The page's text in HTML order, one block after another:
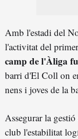
Amb l'estadi del
l'activitat del
camp de l'Àliga
barri d'El Coll on
nens i joves de la
Assegurar la
club l'estabilitat